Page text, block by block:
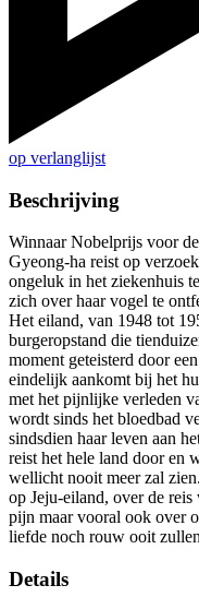
op verlanglijst
Beschrijving
Winnaar Nobelprijs voor
Gyeong-ha reist op
ongeluk in het ziekenhuis
zich over haar vogel te
Het eiland, van 1948 tot
burgeropstand die
moment geteisterd door
eindelijk aankomt bij het
met het pijnlijke verleden
wordt sinds het bloedbad
sindsdien haar leven aan
reist het hele land door en
wellicht nooit meer zal
op Jeju-eiland, over de
pijn maar vooral ook over
liefde noch rouw ooit
Details